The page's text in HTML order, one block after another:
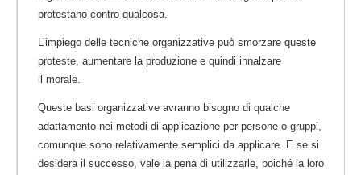
protestano contro qualcosa.
L’impiego delle tecniche organizzative può smorzare queste
proteste, aumentare la produzione e quindi innalzare
il morale.
Queste basi organizzative avranno bisogno di qualche
adattamento nei metodi di applicazione per persone o gruppi,
comunque sono relativamente semplici da applicare. E se si
desidera il successo, vale la pena di utilizzarle, poiché la loro